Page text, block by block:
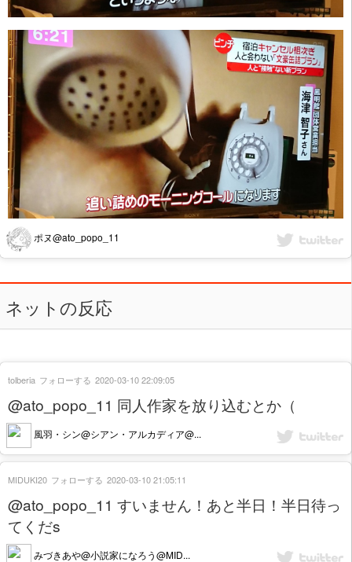
ポヌ@ato_popo_11
ネットの反応
@ato_popo_11 同人作家を放り込むとか（
風羽・シン@シアン・アルカディア@...
tolberia フォローする 2020-03-10 22:09:05
@ato_popo_11 すいません！あと半日！半日待っ
てくだs
みづきあや@小説家になろう@MID...
MIDUKI20 フォローする 2020-03-10 21:05:11